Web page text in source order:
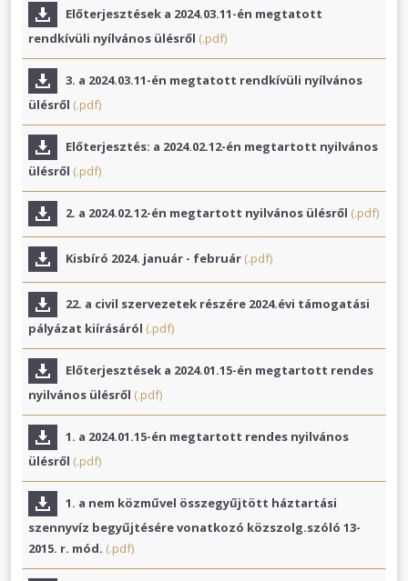
Előterjesztések a 2024.03.11-én megtatott
rendkívüli nyílvános ülésről (.pdf)
3. a 2024.03.11-én megtatott rendkívüli nyílvános
ülésről (.pdf)
Előterjesztés: a 2024.02.12-én megtartott nyilvános
ülésről (.pdf)
2. a 2024.02.12-én megtartott nyilvános ülésről (.pdf)
Kisbíró 2024. január - február (.pdf)
22. a civil szervezetek részére 2024.évi támogatási
pályázat kiírásáról (.pdf)
Előterjesztések a 2024.01.15-én megtartott rendes
nyilvános ülésről (.pdf)
1. a 2024.01.15-én megtartott rendes nyilvános
ülésről (.pdf)
1. a nem közművel összegyűjtött háztartási
szennyvíz begyűjtésére vonatkozó közszolg.szóló 13-
2015. r. mód. (.pdf)